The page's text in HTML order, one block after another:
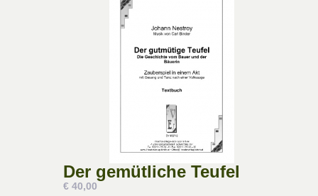
Der gemütliche Teufel
€ 40,00